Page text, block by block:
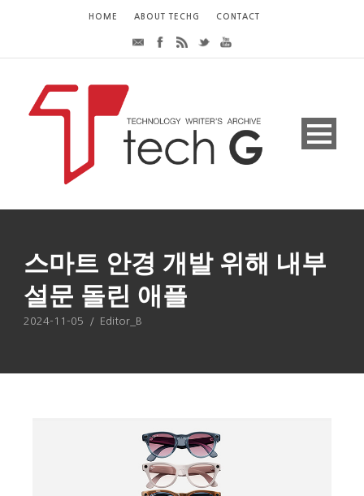
HOME ABOUT TECHG CONTACT
스마트 안경 개발 위해 내부
설문 돌린 애플
2024-11-05 / Editor_B